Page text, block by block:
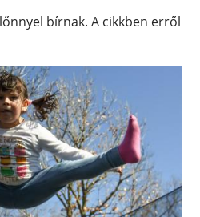
bírnak. A cikkben erről